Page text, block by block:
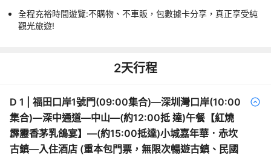
全程充裕時間遊覽:不購物、不車販，包數據卡分享，真正享受純
觀光旅遊!
2天行程
D 1
福田口岸1號門(09:00集合)—深圳灣口岸(10:00
集合)—深中通道—中山—(約12:00抵 達)午餐【紅燒
霹靂香茅乳鴿宴】—(約15:00抵達)小城嘉年華．赤坎
古鎮—入住酒店 (重本包門票，無限次暢遊古鎮、民國